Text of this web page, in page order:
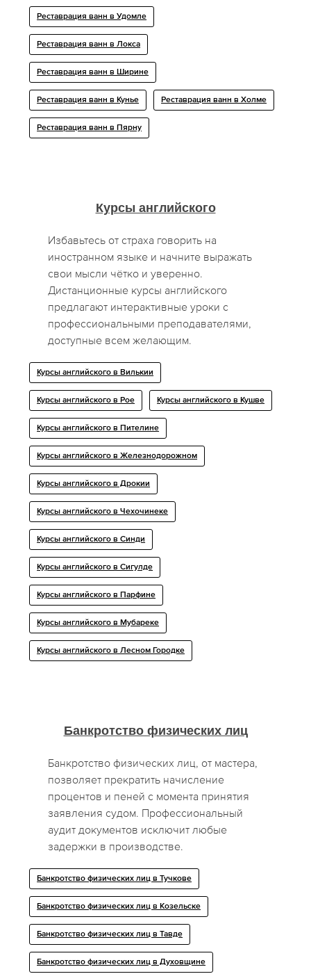
Реставрация ванн в Удомле
Реставрация ванн в Локса
Реставрация ванн в Ширине
Реставрация ванн в Кунье Реставрация ванн в Холме
Реставрация ванн в Пярну
Курсы английского
Избавьтесь от страха говорить на
иностранном языке и начните выражать
свои мысли чётко и уверенно.
Дистанционные курсы английского
предлагают интерактивные уроки с
профессиональными преподавателями,
доступные всем желающим.
Курсы английского в Вилькии
Курсы английского в Рое Курсы английского в Кушве
Курсы английского в Пителине
Курсы английского в Железнодорожном
Курсы английского в Дрокии
Курсы английского в Чехочинеке
Курсы английского в Синди
Курсы английского в Сигулде
Курсы английского в Парфине
Курсы английского в Мубареке
Курсы английского в Лесном Городке
Банкротство физических лиц
Банкротство физических лиц, от мастера,
позволяет прекратить начисление
процентов и пеней с момента принятия
заявления судом. Профессиональный
аудит документов исключит любые
задержки в производстве.
Банкротство физических лиц в Тучкове
Банкротство физических лиц в Козельске
Банкротство физических лиц в Тавде
Банкротство физических лиц в Духовщине